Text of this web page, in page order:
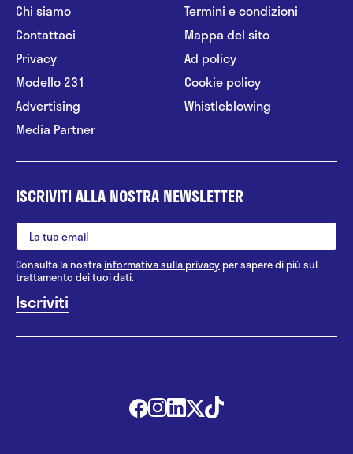
Chi siamo
Contattaci
Privacy
Modello 231
Advertising
Media Partner
Termini e condizioni
Mappa del sito
Ad policy
Cookie policy
Whistleblowing
ISCRIVITI ALLA NOSTRA NEWSLETTER
Consulta la nostrainformativa sulla privacy per sapere di più sul
trattamento dei tuoi dati.